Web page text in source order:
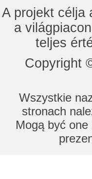
A projekt célja
a
teljes
Copyright
Wszystkie
stronach
Mogą być